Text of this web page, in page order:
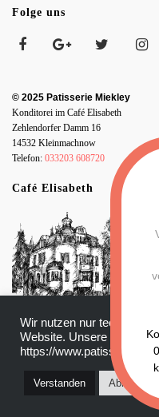
Folge uns
© 2025 Patisserie Miekley
Konditorei im Café Elisabeth
Zehlendorfer Damm 16
14532 Kleinmachnow
Telefon: 033203 608720
Café Elisabeth
Datenschutz|Impressum
Wir nutzen nur technisch
Website. Unsere
https://www.patisserie-
Verstanden Ablehnen